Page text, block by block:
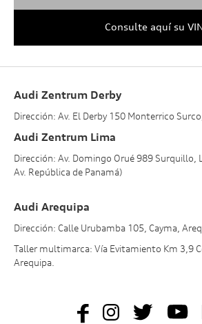
Consulte aquí su
Audi Zentrum Derby
Dirección: Av. El Derby 150 Monterrico
Audi Zentrum Lima
Dirección: Av. Domingo Orué 989 Surquillo,
Av. República de Panamá)
Audi Arequipa
Dirección: Calle Urubamba 105, Cayma,
Taller multimarca: Vía Evitamiento Km 3,9
Arequipa.